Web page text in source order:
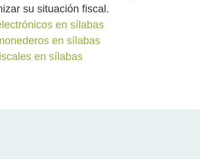
su situación fiscal.
en sílabas
en sílabas
en sílabas